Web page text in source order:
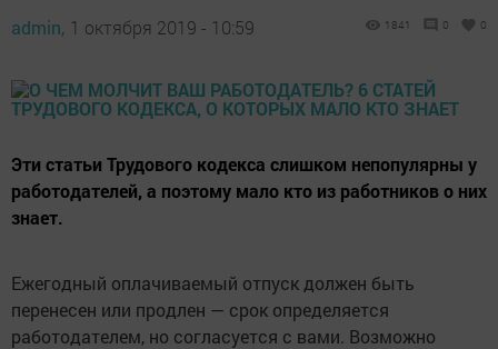
admin, 1 октября 2019 - 10:59 1841 0 0
Эти статьи Трудового кодекса слишком непопулярны у
работодателей, а поэтому мало кто из работников о них
знает.
Ежегодный оплачиваемый отпуск должен быть
перенесен или продлен — срок определяется
работодателем, но согласуется с вами. Возможно